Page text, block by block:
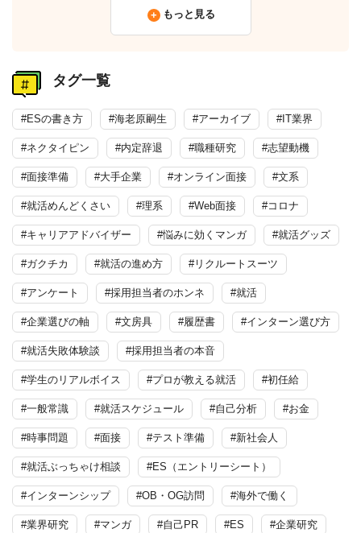
もっと見る
タグ一覧
#ESの書き方 #海老原嗣生 #アーカイブ #IT業界
#ネクタイピン #内定辞退 #職種研究 #志望動機
#面接準備 #大手企業 #オンライン面接 #文系
#就活めんどくさい #理系 #Web面接 #コロナ
#キャリアアドバイザー #悩みに効くマンガ #就活グッズ
#ガクチカ #就活の進め方 #リクルートスーツ
#アンケート #採用担当者のホンネ #就活
#企業選びの軸 #文房具 #履歴書 #インターン選び方
#就活失敗体験談 #採用担当者の本音
#学生のリアルボイス #プロが教える就活 #初任給
#一般常識 #就活スケジュール #自己分析 #お金
#時事問題 #面接 #テスト準備 #新社会人
#就活ぶっちゃけ相談 #ES（エントリーシート）
#インターンシップ #OB・OG訪問 #海外で働く
#業界研究 #マンガ #自己PR #ES #企業研究